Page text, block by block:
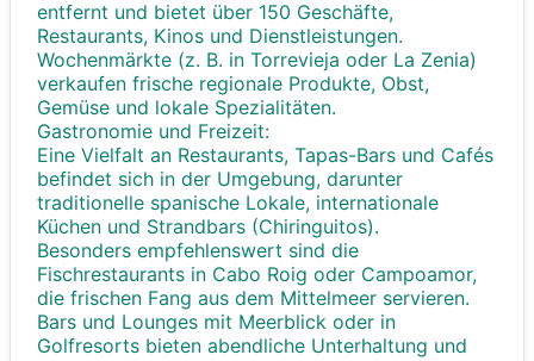
entfernt und bietet über 150 Geschäfte,
Restaurants, Kinos und Dienstleistungen.
Wochenmärkte (z. B. in Torrevieja oder La Zenia)
verkaufen frische regionale Produkte, Obst,
Gemüse und lokale Spezialitäten.
Gastronomie und Freizeit:
Eine Vielfalt an Restaurants, Tapas-Bars und Cafés
befindet sich in der Umgebung, darunter
traditionelle spanische Lokale, internationale
Küchen und Strandbars (Chiringuitos).
Besonders empfehlenswert sind die
Fischrestaurants in Cabo Roig oder Campoamor,
die frischen Fang aus dem Mittelmeer servieren.
Bars und Lounges mit Meerblick oder in
Golfresorts bieten abendliche Unterhaltung und